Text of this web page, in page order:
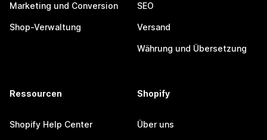
Marketing und Conversion
Shop-Verwaltung
SEO
Versand
Währung und Übersetzung
Ressourcen
Shopify Help Center
Shopify
Über uns